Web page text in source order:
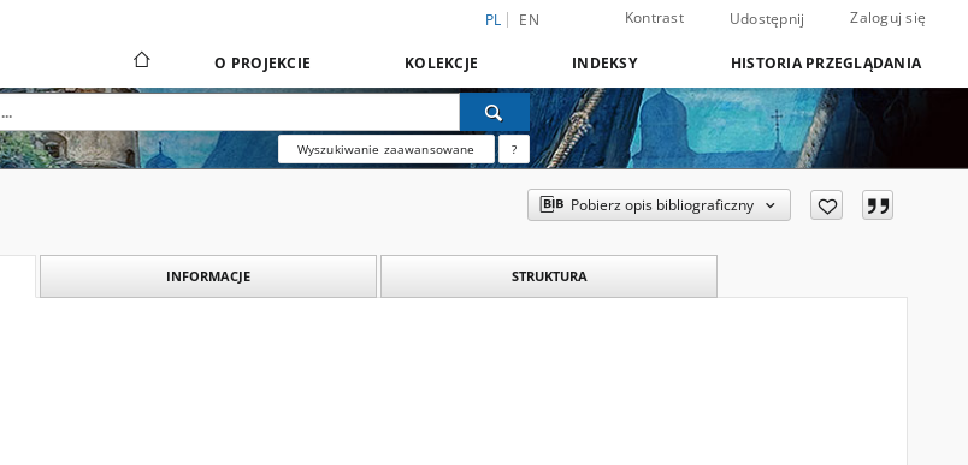
PL EN Kontrast Udostępnij Zaloguj się
O PROJEKCIE KOLEKCJE INDEKSY HISTORIA PRZEGLĄDANIA
Wyszukiwanie zaawansowane ?
Pobierz opis bibliograficzny
INFORMACJE STRUKTURA